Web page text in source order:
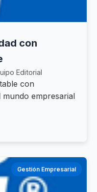
con
Editorial
con
mundo empresarial
Gestión Empresarial